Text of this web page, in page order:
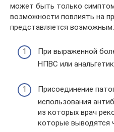
может быть только
возможности повлиять на
представляется возможным:
При выраженной
НПВС или
Присоединение
использования
из которых врач
которые выводятся